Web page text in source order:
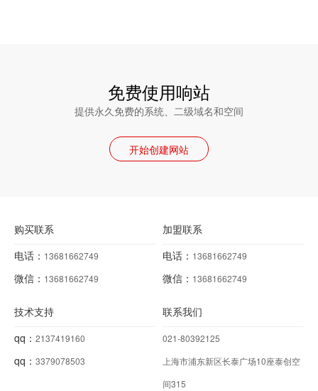
免费使用响站
提供永久免费的系统、二级域名和空间
开始创建网站
购买联系
电话： 13681662749
微信： 13681662749
加盟联系
电话： 13681662749
微信： 13681662749
技术支持
qq： 2137419160
qq： 3379078503
联系我们
021-80392125
上海市浦东新区长泰广场10座泰创空
间315